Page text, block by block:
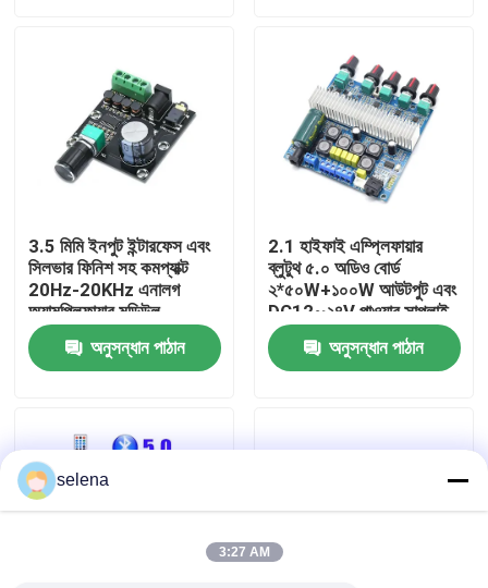
আমাদের সম্পর্কে
কারখানা পরিদর্শন
গুণমান নিয়ন্ত্রণ
আমাদের সাথে যোগাযোগ করুন
খবর
ব্লগ
3.5 মিমি ইনপুট ইন্টারফেস এবং
সিলভার ফিনিশ সহ কমপ্যাক্ট
20Hz-20KHz এনালগ
অ্যামপ্লিফায়ার মডিউল
অনুসন্ধান পাঠান
2.1 হাইফাই এম্প্লিফায়ার
ব্লুটুথ ৫.০ অডিও বোর্ড
২*৫০W+১০০W আউটপুট এবং
DC12~২৪V পাওয়ার সাপ্লাই
সহ
অনুসন্ধান পাঠান
selena
3:27 AM